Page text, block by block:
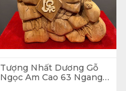
Tượng Nhất Dương Gỗ
Ngọc Am Cao 63 Ngang